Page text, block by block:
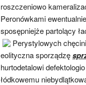
roszczeniowo
Peronówkami
sposępniejże partolący
Perystylowych
eolityczna sporządzę
hurtodetalowi
łódkowemu